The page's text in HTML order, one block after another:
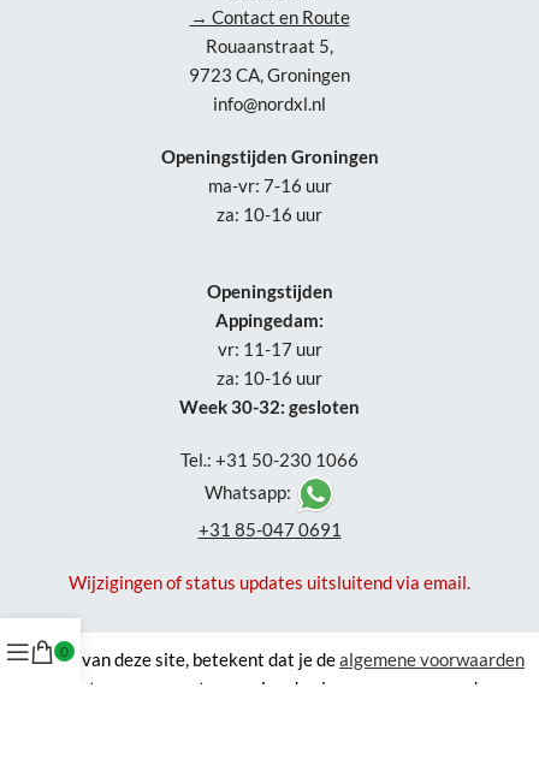
→ Contact en Route
Rouaanstraat 5,
9723 CA, Groningen
info@nordxl.nl
Openingstijden Groningen
ma-vr: 7-16 uur
za: 10-16 uur
Openingstijden
Appingedam:
vr: 11-17 uur
za: 10-16 uur
Week 30-32: gesloten
Tel.: +31 50-230 1066
Whatsapp:
+31 85-047 0691
Wijzigingen of status updates uitsluitend via email.
Gebruik van deze site, betekent dat je dealgemene voorwaarden
accepteert en waar van toepassing de algemene voorwaarden van
0